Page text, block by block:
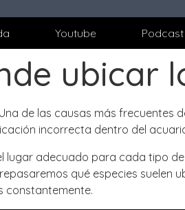
Youtube Podcast
ubicar
de las causas más
incorrecta dentro del
lugar adecuado para cada tipo
qué especies
constantemente.